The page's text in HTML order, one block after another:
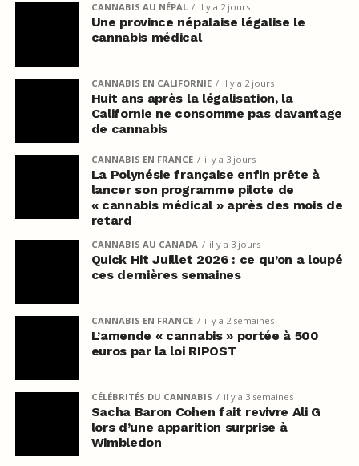
CANNABIS AU NÉPAL il y a 2 jours
Une province népalaise légalise le
cannabis médical
CANNABIS EN CALIFORNIE il y a 2 jours
Huit ans après la légalisation, la
Californie ne consomme pas davantage
de cannabis
CANNABIS EN FRANCE il y a 3 jours
La Polynésie française enfin prête à
lancer son programme pilote de
« cannabis médical » après des mois de
retard
CANNABIS AU CANADA il y a 3 jours
Quick Hit Juillet 2026 : ce qu’on a loupé
ces dernières semaines
CANNABIS EN FRANCE il y a 2 semaines
L’amende « cannabis » portée à 500
euros par la loi RIPOST
CÉLÉBRITÉS DU CANNABIS il y a 3 semaines
Sacha Baron Cohen fait revivre Ali G
lors d’une apparition surprise à
Wimbledon